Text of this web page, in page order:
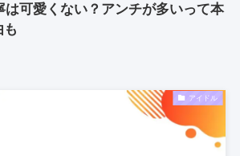
は可愛くない？アンチが多いって本
も
アイドル